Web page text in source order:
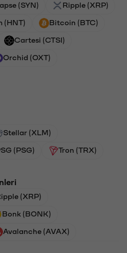
(SYN) Ripple (XRP)
(HNT) Bitcoin (BTC)
Cartesi (CTSI)
Orchid (OXT)
Stellar (XLM)
(PSG) Tron (TRX)
(XRP)
Bonk (BONK)
Avalanche (AVAX)